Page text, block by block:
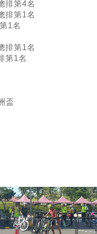
排第4名
排第1名
1名
排第1名
第1名
盃